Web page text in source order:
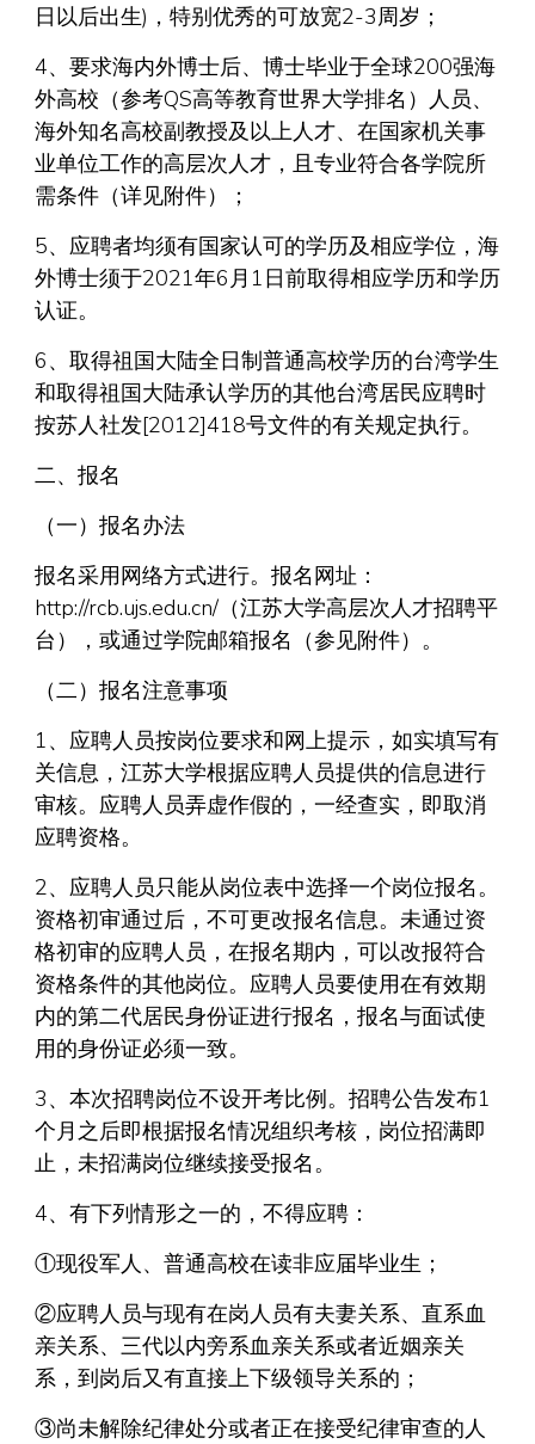
日以后出生)，特别优秀的可放宽2-3周岁；
4、要求海内外博士后、博士毕业于全球200强海
外高校（参考QS高等教育世界大学排名）人员、
海外知名高校副教授及以上人才、在国家机关事
业单位工作的高层次人才，且专业符合各学院所
需条件（详见附件）；
5、应聘者均须有国家认可的学历及相应学位，海
外博士须于2021年6月1日前取得相应学历和学历
认证。
6、取得祖国大陆全日制普通高校学历的台湾学生
和取得祖国大陆承认学历的其他台湾居民应聘时
按苏人社发[2012]418号文件的有关规定执行。
二、报名
（一）报名办法
报名采用网络方式进行。报名网址：
http://rcb.ujs.edu.cn/（江苏大学高层次人才招聘平
台），或通过学院邮箱报名（参见附件）。
（二）报名注意事项
1、应聘人员按岗位要求和网上提示，如实填写有
关信息，江苏大学根据应聘人员提供的信息进行
审核。应聘人员弄虚作假的，一经查实，即取消
应聘资格。
2、应聘人员只能从岗位表中选择一个岗位报名。
资格初审通过后，不可更改报名信息。未通过资
格初审的应聘人员，在报名期内，可以改报符合
资格条件的其他岗位。应聘人员要使用在有效期
内的第二代居民身份证进行报名，报名与面试使
用的身份证必须一致。
3、本次招聘岗位不设开考比例。招聘公告发布1
个月之后即根据报名情况组织考核，岗位招满即
止，未招满岗位继续接受报名。
4、有下列情形之一的，不得应聘：
①现役军人、普通高校在读非应届毕业生；
②应聘人员与现有在岗人员有夫妻关系、直系血
亲关系、三代以内旁系血亲关系或者近姻亲关
系，到岗后又有直接上下级领导关系的；
③尚未解除纪律处分或者正在接受纪律审查的人